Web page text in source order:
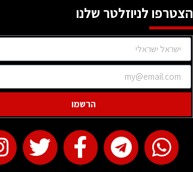
הצטרפו לניוזלטר שלנו
הרשמו